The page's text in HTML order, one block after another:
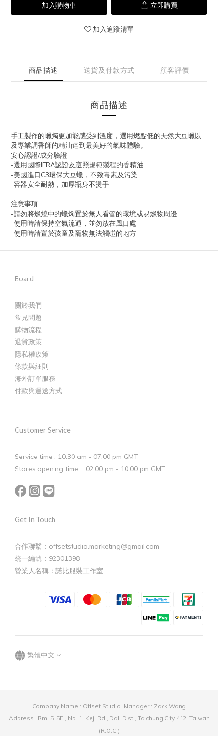
加入購物車 立即購買
加入追蹤清單
商品描述 送貨及付款方式 顧客評價
商品描述
手工製作的蠟燭更加能感受到溫度，選用燃點低的天然大豆蠟以
及專業調香師的精油達到最美好的氣味體驗。
安心認證/成分驗證
-選用國際IFRA認證及遵照規範製程的香精油
-美國進口C3環保大豆蠟，不致毒素及污染
-容器安全耐熱，加厚瓶身不燙手
注意事項
-請勿將燃燒中的蠟燭置於無人看管的環境或易燃物周邊
-使用時請保持空氣流通，並勿放在風口處
-使用時請置於孩童及寵物無法觸碰的地方
Board
關於我們
常見問題
購物流程
退貨政策
隱私權政策
條款與細則
海外訂單服務
付款與運送方式
Customer Service
Service time : 10:30 am - 07:00 pm GMT
Stores opening time : 02:00 pm - 10:00 pm GMT
Get In Touch
合作聯繫：offsetstudio.marketing@gmail.com
統一編號：92301398
營業人名稱：諾比服裝工作室
繁體中文
Company Name : Offset Studio Manager : Zack Wang
Address : Rm. 5, 5F., No. 1, Keji Rd., Dali Dist., Taichung City 412, Taiwan
(R.O.C.)